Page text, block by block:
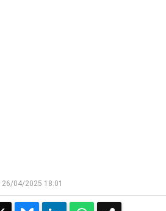
26/04/2025 18:01